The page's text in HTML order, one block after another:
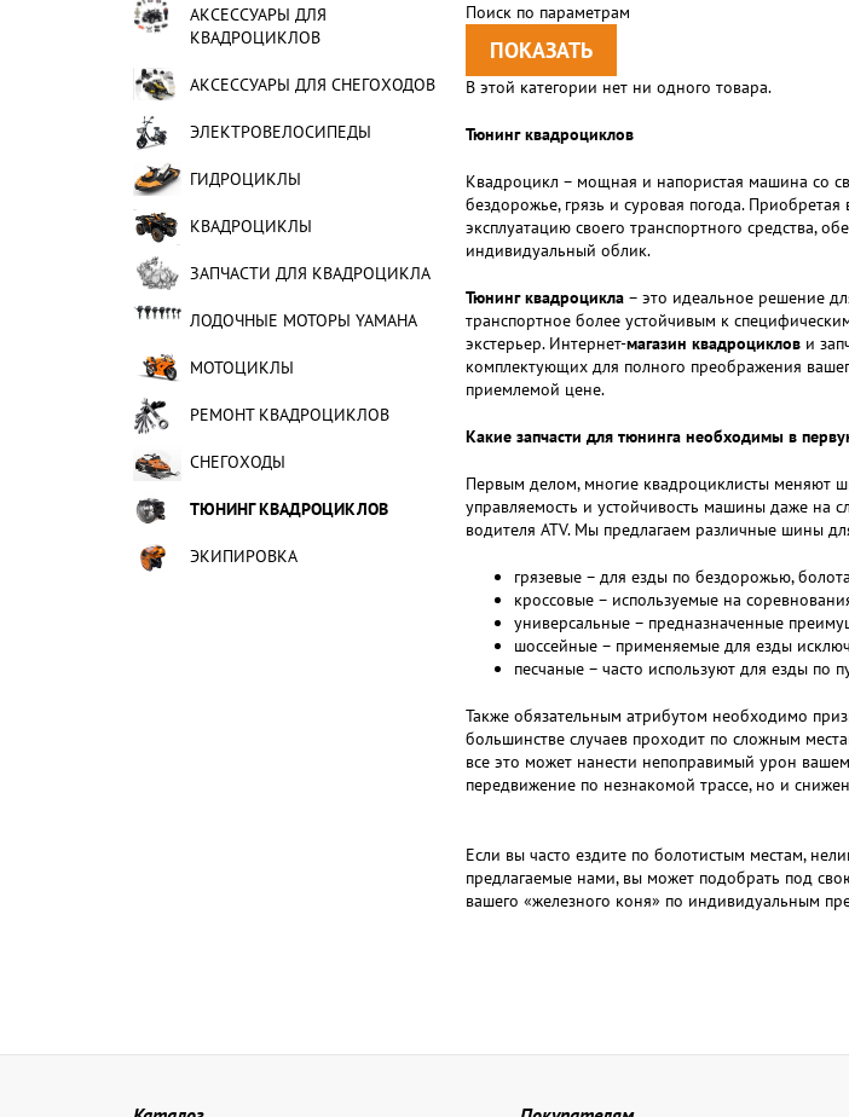
АКСЕССУАРЫ ДЛЯ
КВАДРОЦИКЛОВ
АКСЕССУАРЫ ДЛЯ СНЕГОХОДОВ
ЭЛЕКТРОВЕЛОСИПЕДЫ
ГИДРОЦИКЛЫ
КВАДРОЦИКЛЫ
ЗАПЧАСТИ ДЛЯ КВАДРОЦИКЛА
ЛОДОЧНЫЕ МОТОРЫ YAMAHA
МОТОЦИКЛЫ
РЕМОНТ КВАДРОЦИКЛОВ
СНЕГОХОДЫ
ТЮНИНГ КВАДРОЦИКЛОВ
ЭКИПИРОВКА
Поиск по параметрам
В этой категории нет ни одного товара.
Тюнинг квадроциклов
Квадроцикл – мощная и напористая машина со
бездорожье, грязь и суровая погода.
эксплуатацию своего транспортного средства,
индивидуальный облик.
Тюнинг квадроцикла– это идеальное решение
транспортное более устойчивым к
экстерьер. Интернет-магазин квадроциклови
комплектующих для полного преображения
приемлемой цене.
Какие запчасти для тюнинга необходимы в
Первым делом, многие квадроциклисты меняют
управляемость и устойчивость машины даже на
водителя ATV. Мы предлагаем различные шины
грязевые – для езды по бездорожью,
кроссовые – используемые на
универсальные – предназначенные
шоссейные – применяемые для езды
песчаные – часто используют для езды по
Также обязательным атрибутом необходимо
большинстве случаев проходит по сложным
все это может нанести непоправимый урон
передвижение по незнакомой трассе, но и
Если вы часто ездите по болотистым местам,
предлагаемые нами, вы может подобрать под
вашего «железного коня» по индивидуальным